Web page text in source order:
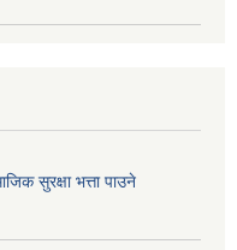
सुरक्षा भत्ता पाउने